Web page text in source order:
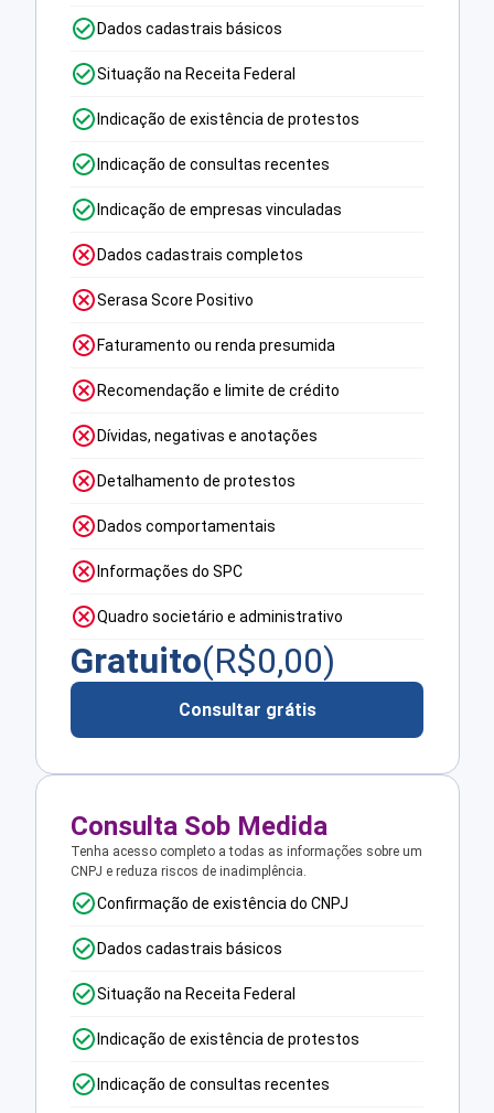
Dados cadastrais básicos
Situação na Receita Federal
Indicação de existência de protestos
Indicação de consultas recentes
Indicação de empresas vinculadas
Dados cadastrais completos
Serasa Score Positivo
Faturamento ou renda presumida
Recomendação e limite de crédito
Dívidas, negativas e anotações
Detalhamento de protestos
Dados comportamentais
Informações do SPC
Quadro societário e administrativo
Gratuito(R$0,00)
Consultar grátis
Consulta Sob Medida
Tenha acesso completo a todas as informações sobre um
CNPJ e reduza riscos de inadimplência.
Confirmação de existência do CNPJ
Dados cadastrais básicos
Situação na Receita Federal
Indicação de existência de protestos
Indicação de consultas recentes